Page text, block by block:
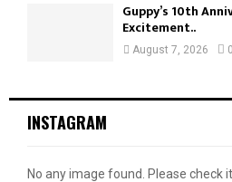
Guppy’s 10th
Excitement..
August 7, 2026 0
INSTAGRAM
No any image found. Please check